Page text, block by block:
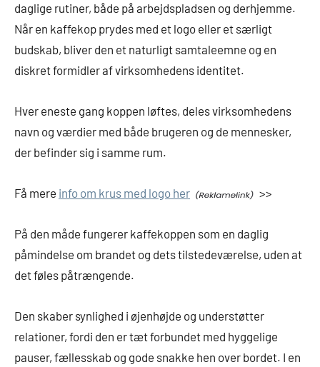
daglige rutiner, både på arbejdspladsen og derhjemme.
Når en kaffekop prydes med et logo eller et særligt
budskab, bliver den et naturligt samtaleemne og en
diskret formidler af virksomhedens identitet.
Hver eneste gang koppen løftes, deles virksomhedens
navn og værdier med både brugeren og de mennesker,
der befinder sig i samme rum.
Få mere info om krus med logo her >>
På den måde fungerer kaffekoppen som en daglig
påmindelse om brandet og dets tilstedeværelse, uden at
det føles påtrængende.
Den skaber synlighed i øjenhøjde og understøtter
relationer, fordi den er tæt forbundet med hyggelige
pauser, fællesskab og gode snakke hen over bordet. I en